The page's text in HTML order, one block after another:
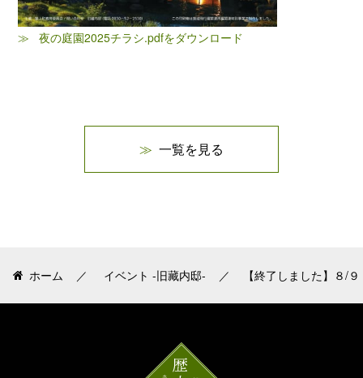
夜の庭園2025チラシ.pdfをダウンロード
一覧を見る
ホーム イベント -旧藏内邸- 【終了しました】８/